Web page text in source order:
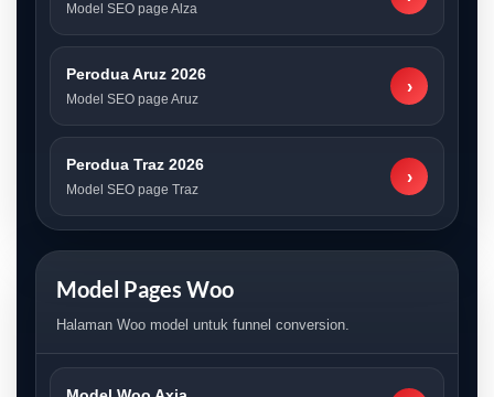
Model SEO page Alza
Perodua Aruz 2026
Model SEO page Aruz
›
Perodua Traz 2026
Model SEO page Traz
›
Model Pages Woo
Halaman Woo model untuk funnel conversion.